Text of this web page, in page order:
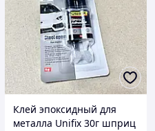
Клей эпоксидный для
металла Unifix 30г шприц